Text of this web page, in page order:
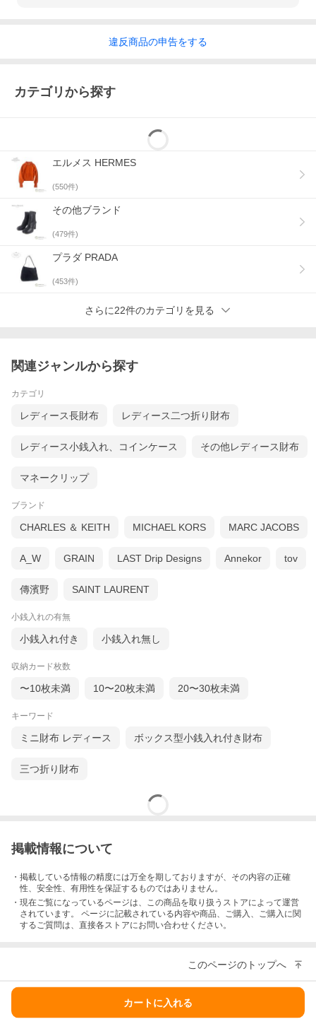
違反商品の申告をする
カテゴリから探す
エルメス HERMES
(550件)
その他ブランド
(479件)
プラダ PRADA
(453件)
さらに22件のカテゴリを見る
関連ジャンルから探す
カテゴリ
レディース長財布 レディース二つ折り財布
レディース小銭入れ、コインケース その他レディース財布
マネークリップ
ブランド
CHARLES ＆ KEITH MICHAEL KORS MARC JACOBS
A_W GRAIN LAST Drip Designs Annekor tov
傳濱野 SAINT LAURENT
小銭入れの有無
小銭入れ付き 小銭入れ無し
収納カード枚数
〜10枚未満 10〜20枚未満 20〜30枚未満
キーワード
ミニ財布 レディース ボックス型小銭入れ付き財布
三つ折り財布
掲載情報について
・掲載している情報の精度には万全を期しておりますが、その内容の正確
性、安全性、有用性を保証するものではありません。
・現在ご覧になっているページは、この商品を取り扱うストアによって運営
されています。 ページに記載されている内容や商品、ご購入 、ご購入に関
するご質問は、直接各ストアにお問い合わせください。
このページのトップへ
カートに入れる